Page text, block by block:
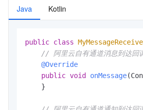
Java Kotlin
public class
// 阿里云自有通道消息到达回
@Override
public void onMessage
    }